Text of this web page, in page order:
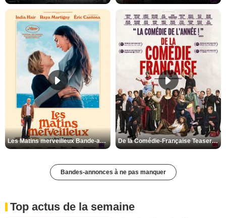
Les Matins merveilleux Bande-annonce VF De la Comédie-Française Teaser VF
Bandes-annonces à ne pas manquer
Top actus de la semaine